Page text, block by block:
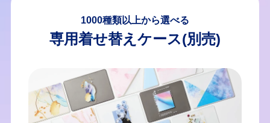
1000種類以上から選べる
専用着せ替えケース(別売)